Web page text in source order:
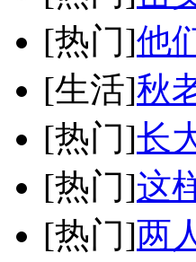
[热门]他
[生活]秋
[热门]长
[热门]这
[热门]两